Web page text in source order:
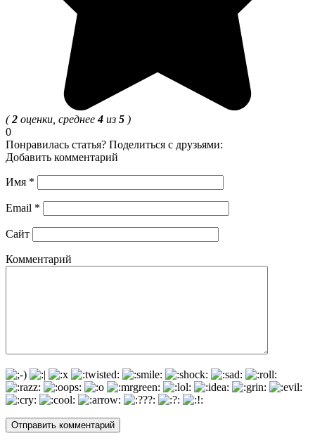
(2 оценки, среднее4 из 5 )
0
Понравилась статья? Поделиться с друзьями:
Добавить комментарий
Имя *
Email *
Сайт
Комментарий